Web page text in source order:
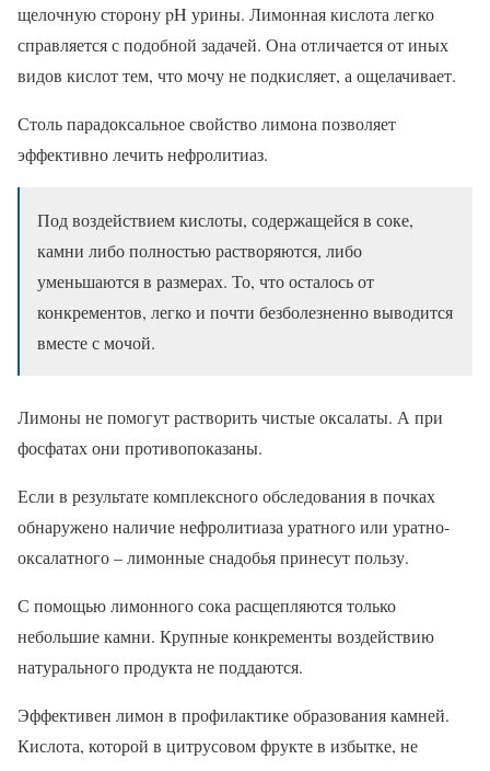
щелочную сторону pH урины. Лимонная кислота легко
справляется с подобной задачей. Она отличается от иных
видов кислот тем, что мочу не подкисляет, а ощелачивает.
Столь парадоксальное свойство лимона позволяет
эффективно лечить нефролитиаз.
Под воздействием кислоты, содержащейся в соке,
камни либо полностью растворяются, либо
уменьшаются в размерах. То, что осталось от
конкрементов, легко и почти безболезненно выводится
вместе с мочой.
Лимоны не помогут растворить чистые оксалаты. А при
фосфатах они противопоказаны.
Если в результате комплексного обследования в почках
обнаружено наличие нефролитиаза уратного или уратно-
оксалатного – лимонные снадобья принесут пользу.
С помощью лимонного сока расщепляются только
небольшие камни. Крупные конкременты воздействию
натурального продукта не поддаются.
Эффективен лимон в профилактике образования камней.
Кислота, которой в цитрусовом фрукте в избытке, не